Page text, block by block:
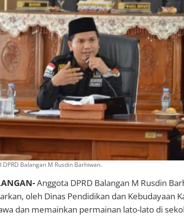
Balangan M Rusdin Barhiwan.
Anggota DPRD Balangan M Rusdin
oleh Dinas Pendidikan dan Kebudayaan
dan memainkan permainan lato-lato di